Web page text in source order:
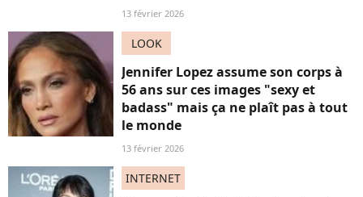
13 février 2026
LOOK
Jennifer Lopez assume son corps à
56 ans sur ces images "sexy et
badass" mais ça ne plaît pas à tout
le monde
13 février 2026
INTERNET